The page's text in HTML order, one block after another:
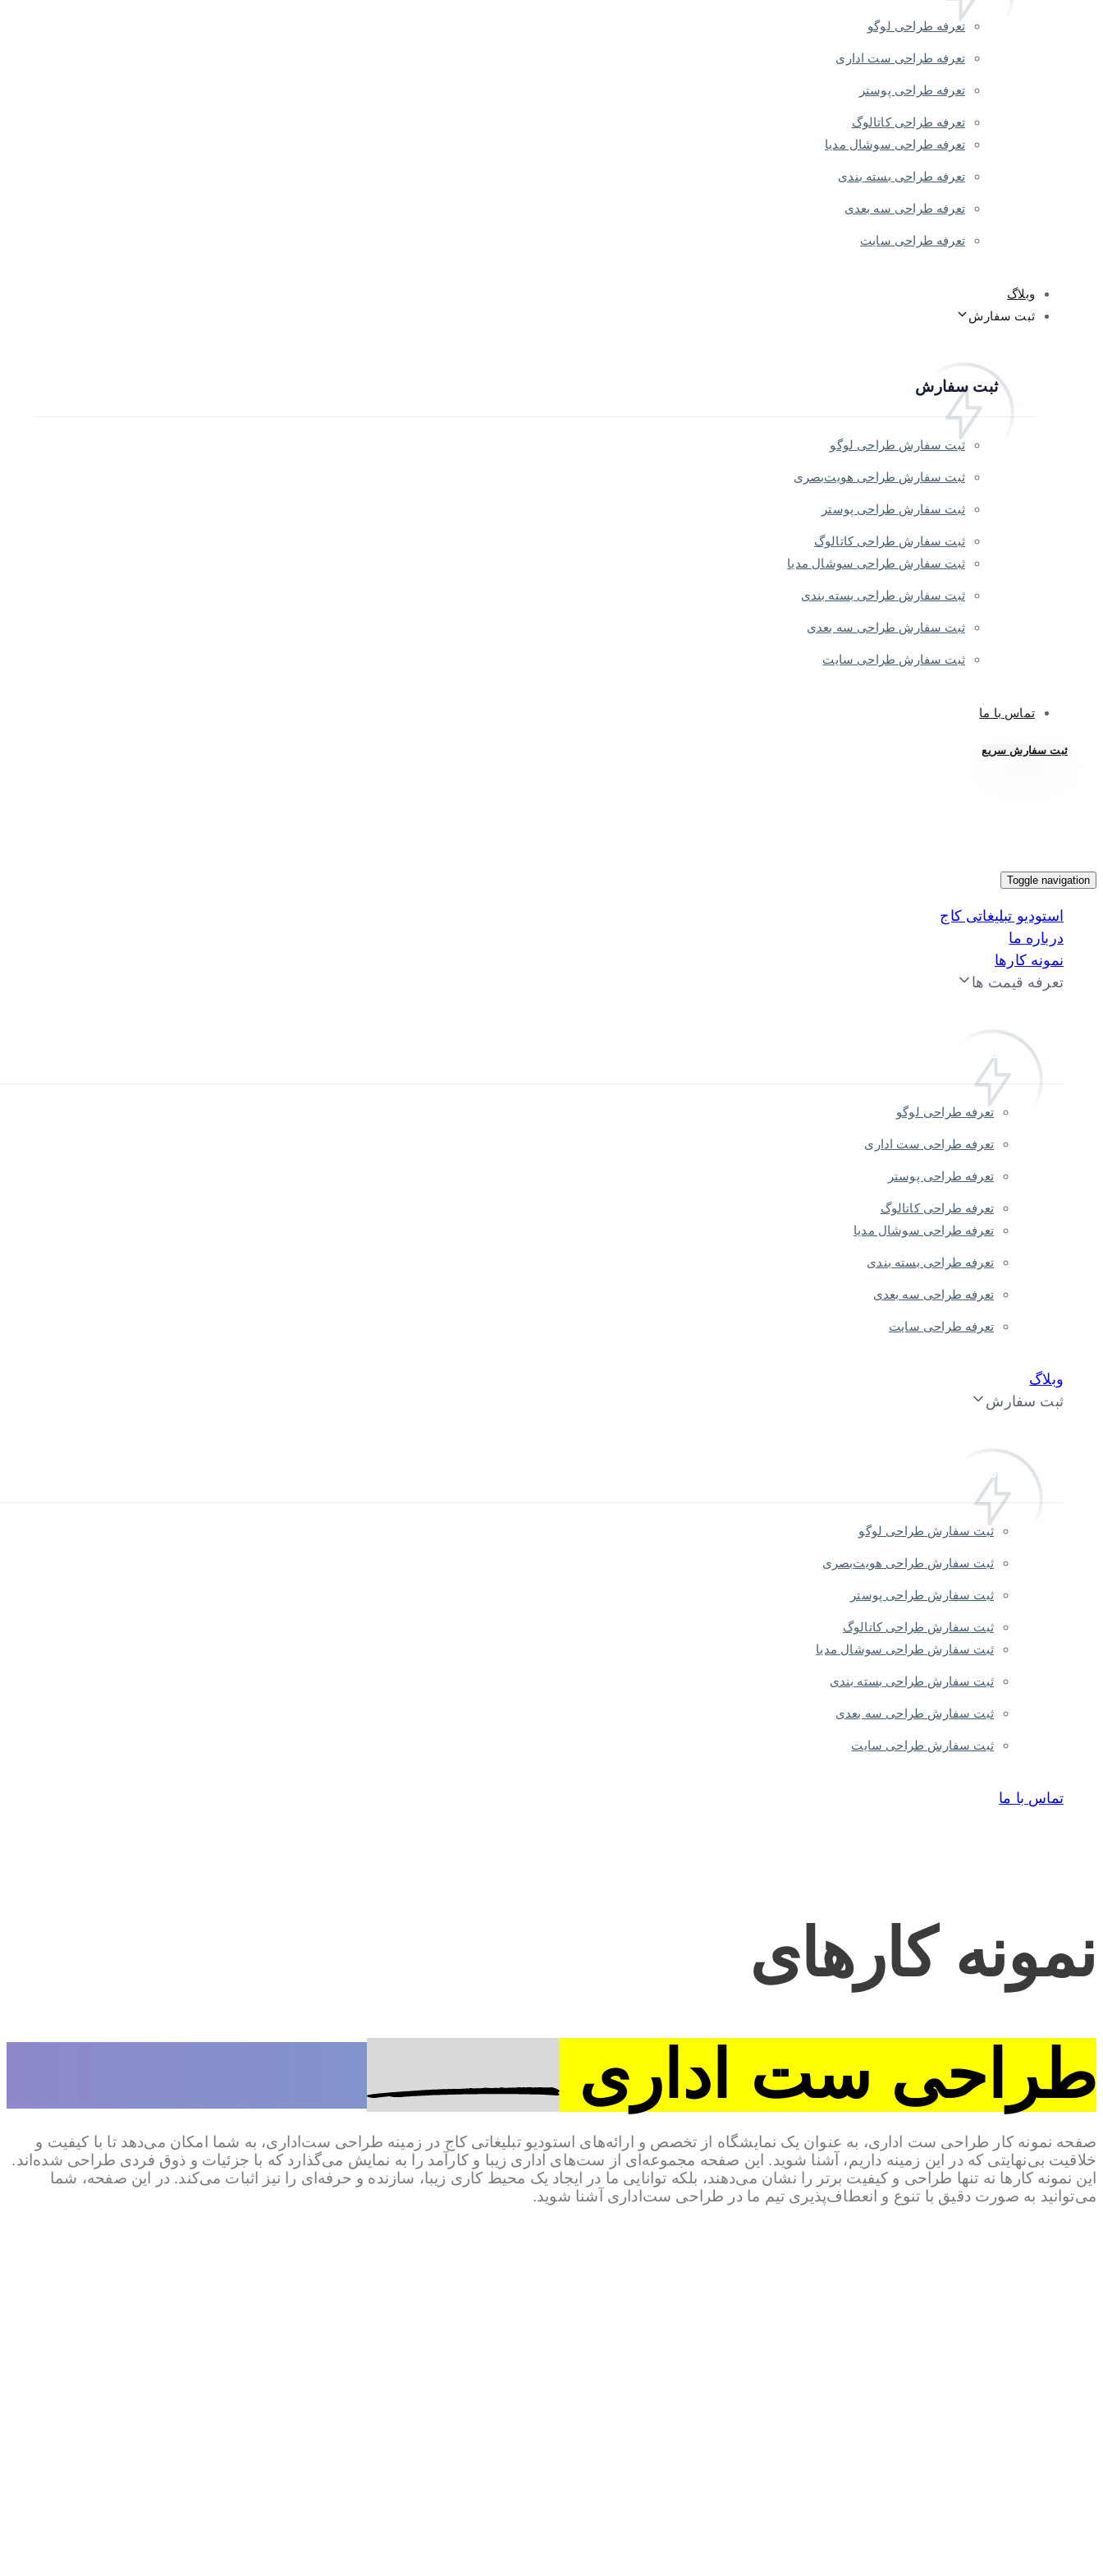
تعرفه طراحی لوگو
تعرفه طراحی ست اداری
تعرفه طراحی پوستر
تعرفه طراحی کاتالوگ
تعرفه طراحی سوشال مدیا
تعرفه طراحی بسته بندی
تعرفه طراحی سه بعدی
تعرفه طراحی سایت
وبلاگ
ثبت سفارش
ثبت سفارش
ثبت سفارش طراحی لوگو
ثبت سفارش طراحی هویت‌بصری
ثبت سفارش طراحی پوستر
ثبت سفارش طراحی کاتالوگ
ثبت سفارش طراحی سوشال مدیا
ثبت سفارش طراحی بسته بندی
ثبت سفارش طراحی سه بعدی
ثبت سفارش طراحی سایت
تماس با ما
ثبت سفارش سریع
Toggle navigation
استودیو تبلیغاتی کاج
درباره ما
نمونه کارها
تعرفه قیمت ها
تعرفه
تعرفه طراحی لوگو
تعرفه طراحی ست اداری
تعرفه طراحی پوستر
تعرفه طراحی کاتالوگ
تعرفه طراحی سوشال مدیا
تعرفه طراحی بسته بندی
تعرفه طراحی سه بعدی
تعرفه طراحی سایت
وبلاگ
ثبت سفارش
ثبت سفارش
ثبت سفارش طراحی لوگو
ثبت سفارش طراحی هویت‌بصری
ثبت سفارش طراحی پوستر
ثبت سفارش طراحی کاتالوگ
ثبت سفارش طراحی سوشال مدیا
ثبت سفارش طراحی بسته بندی
ثبت سفارش طراحی سه بعدی
ثبت سفارش طراحی سایت
تماس با ما
نمونه کارهای
طراحی ست اداری
صفحه نمونه کار طراحی ست اداری، به عنوان یک نمایشگاه از تخصص و ارائه‌های استودیو تبلیغاتی کاج در زمینه طراحی ست‌اداری، به شما امکان می‌دهد تا با کیفیت و
خلاقیت بی‌نهایتی که در این زمینه داریم، آشنا شوید. این صفحه مجموعه‌ای از ست‌های اداری زیبا و کارآمد را به نمایش می‌گذارد که با جزئیات و ذوق فردی طراحی شده‌اند.
این نمونه کارها نه تنها طراحی و کیفیت برتر را نشان می‌دهند، بلکه توانایی ما در ایجاد یک محیط کاری زیبا، سازنده و حرفه‌ای را نیز اثبات می‌کند. در این صفحه، شما
می‌توانید به صورت دقیق با تنوع و انعطاف‌پذیری تیم ما در طراحی ست‌اداری آشنا شوید.